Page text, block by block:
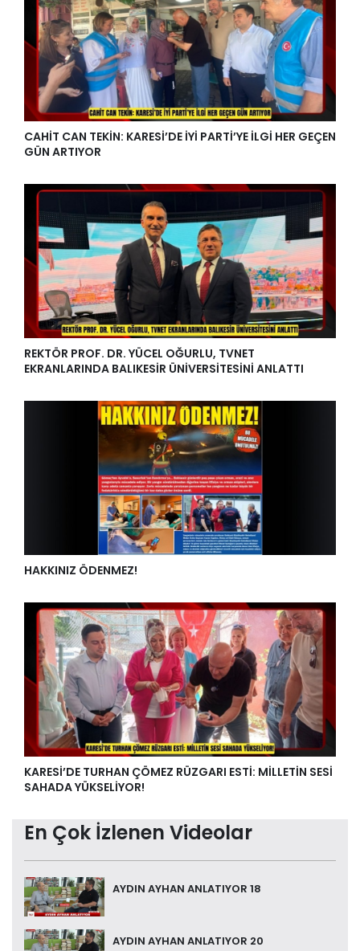
CAHİT CAN TEKİN: KARESİ’DE İYİ PARTİ’YE İLGİ HER GEÇEN
GÜN ARTIYOR
REKTÖR PROF. DR. YÜCEL OĞURLU, TVNET
EKRANLARINDA BALIKESİR ÜNİVERSİTESİNİ ANLATTI
HAKKINIZ ÖDENMEZ!
KARESİ’DE TURHAN ÇÖMEZ RÜZGARI ESTİ: MİLLETİN SESİ
SAHADA YÜKSELİYOR!
En Çok İzlenen Videolar
AYDIN AYHAN ANLATIYOR 18
AYDIN AYHAN ANLATIYOR 20